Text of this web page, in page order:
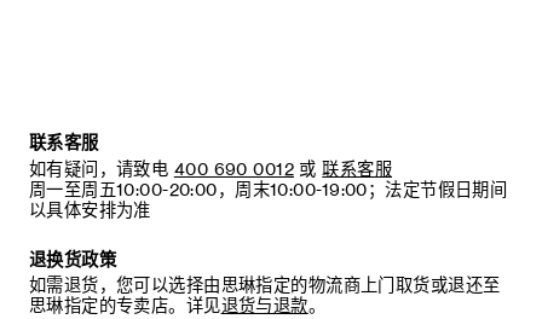
联系客服
如有疑问，请致电 400 690 0012 或 联系客服
周一至周五10:00-20:00，周末10:00-19:00；法定节假日期间
以具体安排为准
退换货政策
如需退货，您可以选择由思琳指定的物流商上门取货或退还至
思琳指定的专卖店。详见退货与退款。